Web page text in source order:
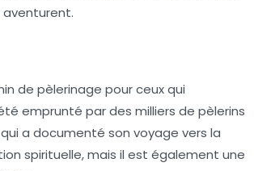
aventurent.
de pèlerinage pour ceux qui
emprunté par des milliers de pèlerins
a documenté son voyage vers la
spirituelle, mais il est également une